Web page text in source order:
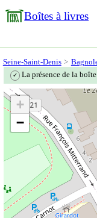
Boîtes à livres
Seine-Saint-Denis
✓ La présence de la
+
−